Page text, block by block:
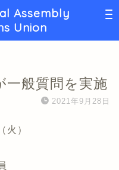
Assembly
Union
般質問を実施
2021年9月28日
火）